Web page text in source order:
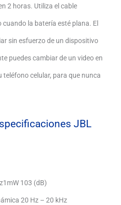
2 horas. Utiliza el cable
la batería esté plana. El
sin esfuerzo de un dispositivo
puedes cambiar de un video en
celular, para que nunca
JBL
103 (dB)
20 Hz – 20 kHz